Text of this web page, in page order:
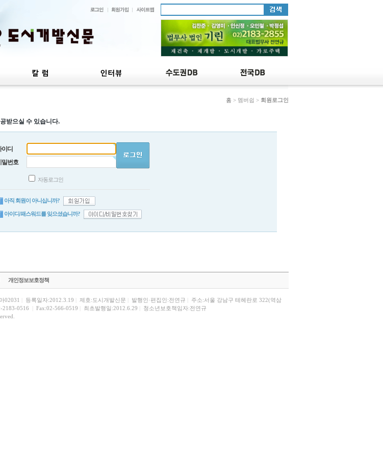
홈 > 멤버쉽 > 회원로그인
받으실 수 있습니다.
이디
밀번호
자동로그인
아직 회원이 아니십니까?
아이디/패스워드를 잊으셨습니까?
개인정보보호정책
02031 등록일자:2012.3.19 제호:도시개발신문 발행인·편집인:전연규
주소:서울 강남구 테헤란로 322(역삼
2183-0516 Fax:02-566-0519 최초발행일:2012.6.29
청소년보호책임자:전연규